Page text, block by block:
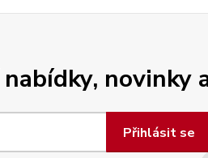
novinky
Přihlásit se